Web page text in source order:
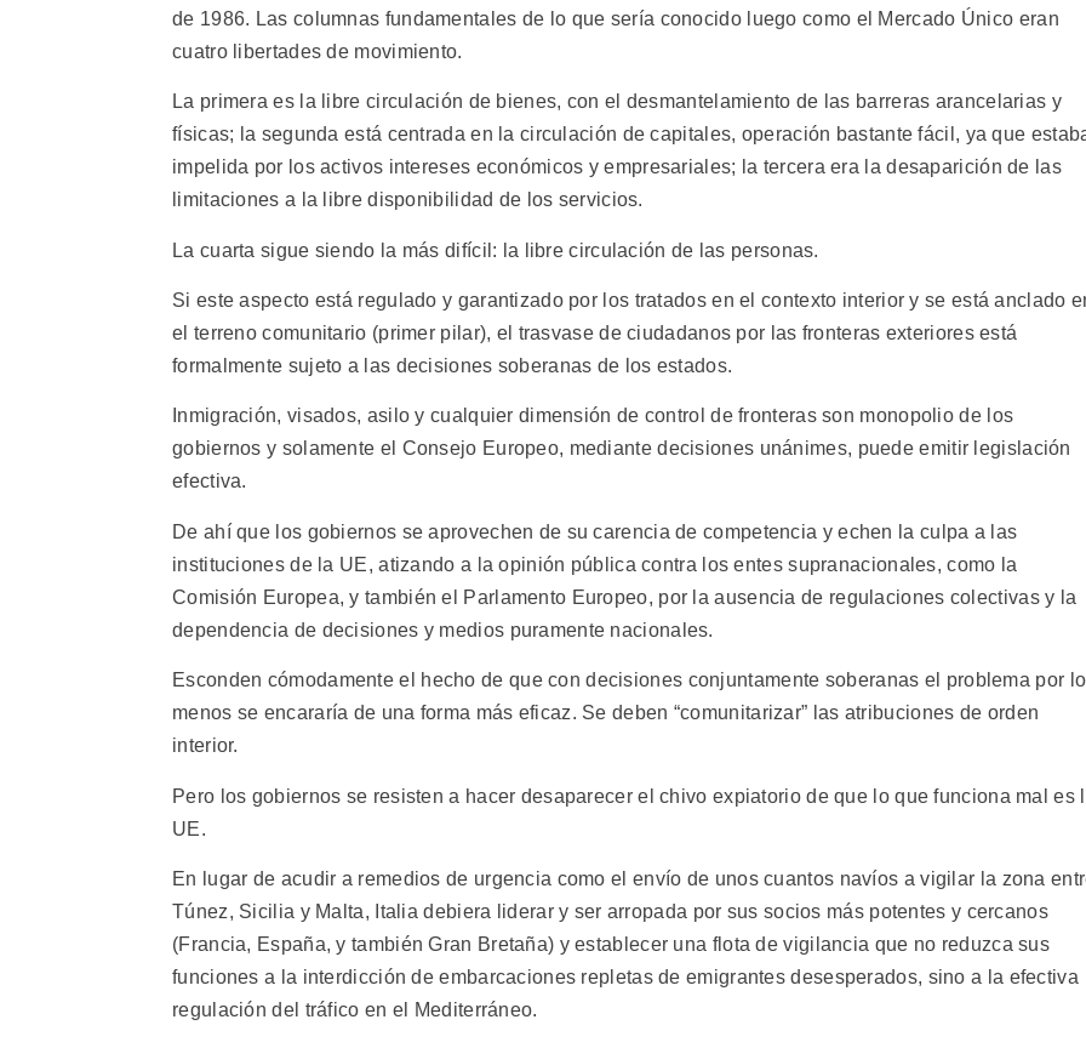
de 1986. Las columnas fundamentales de lo que sería conocido luego como el Mercado Único eran
cuatro libertades de movimiento.
La primera es la libre circulación de bienes, con el desmantelamiento de las barreras arancelarias y
físicas; la segunda está centrada en la circulación de capitales, operación bastante fácil, ya que
impelida por los activos intereses económicos y empresariales; la tercera era la desaparición de las
limitaciones a la libre disponibilidad de los servicios.
La cuarta sigue siendo la más difícil: la libre circulación de las personas.
Si este aspecto está regulado y garantizado por los tratados en el contexto interior y se está anclado
el terreno comunitario (primer pilar), el trasvase de ciudadanos por las fronteras exteriores está
formalmente sujeto a las decisiones soberanas de los estados.
Inmigración, visados, asilo y cualquier dimensión de control de fronteras son monopolio de los
gobiernos y solamente el Consejo Europeo, mediante decisiones unánimes, puede emitir legislación
efectiva.
De ahí que los gobiernos se aprovechen de su carencia de competencia y echen la culpa a las
instituciones de la UE, atizando a la opinión pública contra los entes supranacionales, como la
Comisión Europea, y también el Parlamento Europeo, por la ausencia de regulaciones colectivas y la
dependencia de decisiones y medios puramente nacionales.
Esconden cómodamente el hecho de que con decisiones conjuntamente soberanas el problema por lo
menos se encararía de una forma más eficaz. Se deben “comunitarizar” las atribuciones de orden
interior.
Pero los gobiernos se resisten a hacer desaparecer el chivo expiatorio de que lo que funciona mal es
UE.
En lugar de acudir a remedios de urgencia como el envío de unos cuantos navíos a vigilar la zona
Túnez, Sicilia y Malta, Italia debiera liderar y ser arropada por sus socios más potentes y cercanos
(Francia, España, y también Gran Bretaña) y establecer una flota de vigilancia que no reduzca sus
funciones a la interdicción de embarcaciones repletas de emigrantes desesperados, sino a la efectiva
regulación del tráfico en el Mediterráneo.